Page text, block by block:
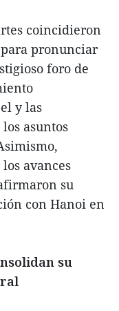
coincidieron
pronunciar
foro de
y las
asuntos
avances
su
con Hanoi en
su